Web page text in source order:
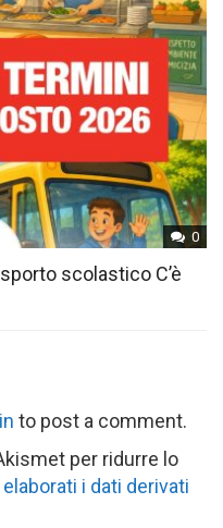
0
scolastico C’è
to post a comment.
per ridurre lo
i dati derivati